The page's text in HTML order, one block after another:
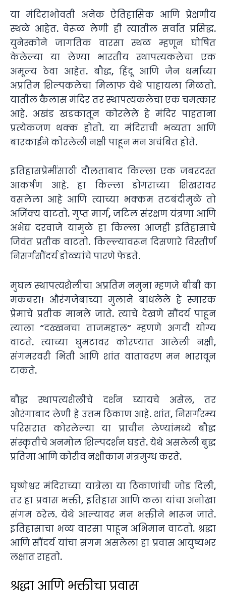
या मंदिराभोवती अनेक ऐतिहासिक आणि प्रेक्षणीय
स्थळे आहेत. वेरूळ लेणी ही त्यातील सर्वांत प्रसिद्ध.
युनेस्कोने जागतिक वारसा स्थळ म्हणून घोषित
केलेल्या या लेण्या भारतीय स्थापत्यकलेचा एक
अमूल्य ठेवा आहेत. बौद्ध, हिंदू आणि जैन धर्मांच्या
अप्रतिम शिल्पकलेचा मिलाफ येथे पाहायला मिळतो.
यातील कैलास मंदिर तर स्थापत्यकलेचा एक चमत्कार
आहे. अखंड खडकातून कोरलेले हे मंदिर पाहताना
प्रत्येकजण थक्क होतो. या मंदिराची भव्यता आणि
बारकाईने कोरलेली नक्षी पाहून मन अचंबित होते.
इतिहासप्रेमींसाठी दौलताबाद किल्ला एक जबरदस्त
आकर्षण आहे. हा किल्ला डोंगराच्या शिखरावर
वसलेला आहे आणि त्याच्या भक्कम तटबंदीमुळे तो
अजिंक्य वाटतो. गुप्त मार्ग, जटिल संरक्षण यंत्रणा आणि
अभेद्य दरवाजे यामुळे हा किल्ला आजही इतिहासाचे
जिवंत प्रतीक वाटतो. किल्ल्यावरून दिसणारे विस्तीर्ण
निसर्गसौंदर्य डोळ्यांचे पारणे फेडते.
मुघल स्थापत्यशैलीचा अप्रतिम नमुना म्हणजे बीबी का
मकबरा! औरंगजेबाच्या मुलाने बांधलेले हे स्मारक
प्रेमाचे प्रतीक मानले जाते. त्याचे देखणे सौंदर्य पाहून
त्याला “दख्खनचा ताजमहाल” म्हणणे अगदी योग्य
वाटते. त्याच्या घुमटावर कोरण्यात आलेली नक्षी,
संगमरवरी भिंती आणि शांत वातावरण मन भारावून
टाकते.
बौद्ध स्थापत्यशैलीचे दर्शन घ्यायचे असेल, तर
औरंगाबाद लेणी हे उत्तम ठिकाण आहे. शांत, निसर्गरम्य
परिसरात कोरलेल्या या प्राचीन लेण्यांमध्ये बौद्ध
संस्कृतीचे अनमोल शिल्पदर्शन घडते. येथे असलेली बुद्ध
प्रतिमा आणि कोरीव नक्षीकाम मंत्रमुग्ध करते.
घृष्णेश्वर मंदिराच्या यात्रेला या ठिकाणांची जोड दिली,
तर हा प्रवास भक्ती, इतिहास आणि कला यांचा अनोखा
संगम ठरेल. येथे आल्यावर मन भक्तीने भारून जाते.
इतिहासाचा भव्य वारसा पाहून अभिमान वाटतो. श्रद्धा
आणि सौंदर्य यांचा संगम असलेला हा प्रवास आयुष्यभर
लक्षात राहतो.
श्रद्धा आणि भक्तीचा प्रवास